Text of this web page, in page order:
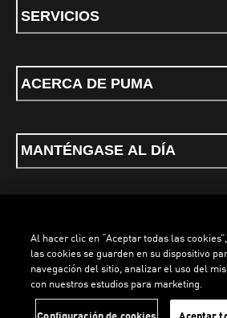
SERVICIOS
ACERCA DE PUMA
MANTÉNGASE AL DÍA
Términos y condicionesPolítica de Privacidad
Al hacer clic en “Aceptar todas las
las cookies se guarden en su dispositivo
navegación del sitio, analizar el uso del
con nuestros estudios para marketing.